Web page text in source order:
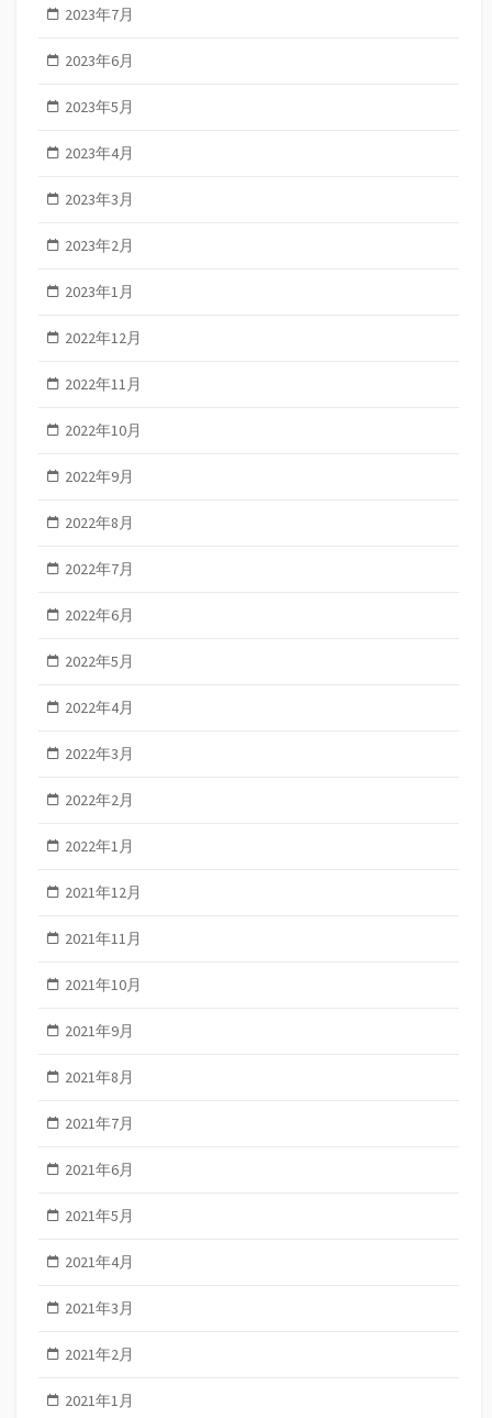
2023年7月
2023年6月
2023年5月
2023年4月
2023年3月
2023年2月
2023年1月
2022年12月
2022年11月
2022年10月
2022年9月
2022年8月
2022年7月
2022年6月
2022年5月
2022年4月
2022年3月
2022年2月
2022年1月
2021年12月
2021年11月
2021年10月
2021年9月
2021年8月
2021年7月
2021年6月
2021年5月
2021年4月
2021年3月
2021年2月
2021年1月